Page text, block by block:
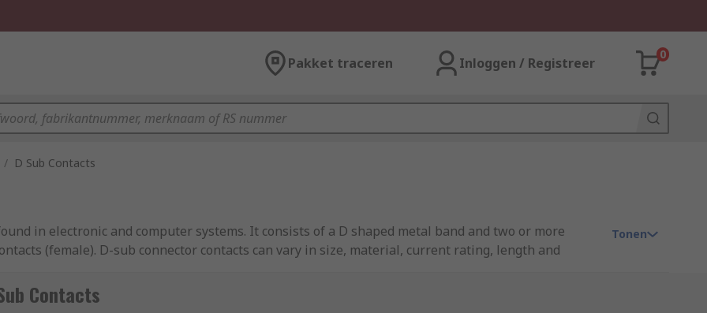
Pakket traceren Inloggen / Registreer
0
/ D Sub Contacts
in electronic and computer systems. It consists of a D shaped metal band and two or more
(female). D-sub connector contacts can vary in size, material, current rating, length and
These are assembled by inserting a stripped wire end into the cavity at the rear of the contact.
Tonen
Contacts